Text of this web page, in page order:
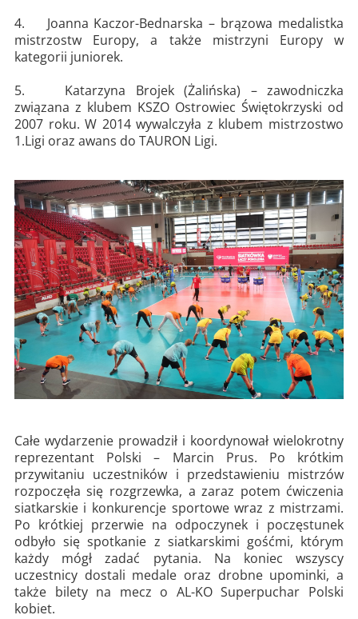
4. Joanna Kaczor-Bednarska – brązowa medalistka
mistrzostw Europy, a także mistrzyni Europy w
kategorii juniorek.
5. Katarzyna Brojek (Żalińska) – zawodniczka
związana z klubem KSZO Ostrowiec Świętokrzyski od
2007 roku. W 2014 wywalczyła z klubem mistrzostwo
1.Ligi oraz awans do TAURON Ligi.
Całe wydarzenie prowadził i koordynował wielokrotny
reprezentant Polski – Marcin Prus. Po krótkim
przywitaniu uczestników i przedstawieniu mistrzów
rozpoczęła się rozgrzewka, a zaraz potem ćwiczenia
siatkarskie i konkurencje sportowe wraz z mistrzami.
Po krótkiej przerwie na odpoczynek i poczęstunek
odbyło się spotkanie z siatkarskimi gośćmi, którym
każdy mógł zadać pytania. Na koniec wszyscy
uczestnicy dostali medale oraz drobne upominki, a
także bilety na mecz o AL-KO Superpuchar Polski
kobiet.